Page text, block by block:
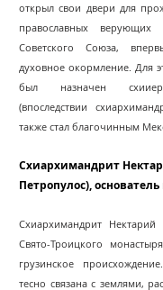
открыл свои двери для
православных
Советского Союза,
духовное окормление. Для
был назначен
(впоследствии
также стал благочинным
Схиархимандрит
Петропулос),
Схиархимандрит
Свято-Троицкого
грузинское
тесно связана с землями,